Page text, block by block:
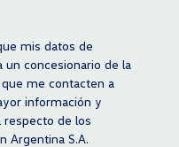
mis datos de
un concesionario de la
me contacten a
información y
respecto de los
Argentina S.A.